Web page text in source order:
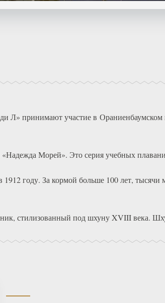
Л» принимают участие в Ораниенбаумском
Морей». Это серия учебных
году. За кормой больше 100 лет, тысячи
стилизованный под шхуну XVIII века.